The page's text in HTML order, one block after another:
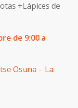
+Lápices de
de 9:00 a
Osuna – La